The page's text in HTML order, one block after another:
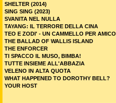
SHELTER (2014)
SING SING (2023)
SVANITA NEL NULLA
TAYANG: IL TERRORE DELLA CINA
TEO E ZODI' - UN CAMMELLO PER AMICO
THE BALLAD OF WALLIS ISLAND
THE ENFORCER
TI SPACCO IL MUSO, BIMBA!
TUTTE INSIEME ALL'ABBAZIA
VELENO IN ALTA QUOTA
WHAT HAPPENED TO DOROTHY BELL?
YOUR HOST